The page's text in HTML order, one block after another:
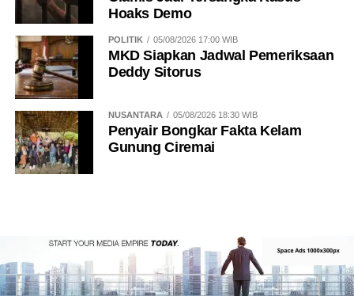
Hoaks Demo
POLITIK 05/08/2026 17:00 WIB
MKD Siapkan Jadwal Pemeriksaan
Deddy Sitorus
NUSANTARA 05/08/2026 18:30 WIB
Penyair Bongkar Fakta Kelam
Gunung Ciremai